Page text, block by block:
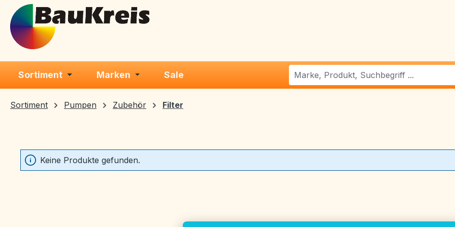
Hauptinhalt springen
Zur Suche springen
Zur Hauptnavigation springen
Sortiment Marken Sale
Sortiment Pumpen Zubehör Filter
Keine Produkte gefunden.